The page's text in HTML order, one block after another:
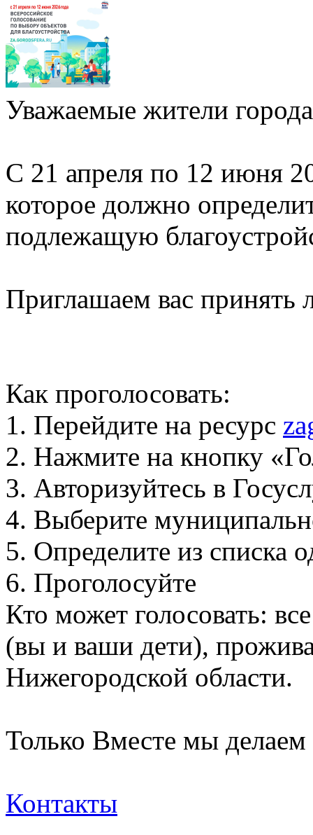
Уважаемые жители
С 21 апреля по 12 июня
которое должно
подлежащую
Приглашаем вас принять
Как проголосовать:
1. Перейдите на ресурс
2. Нажмите на кнопку
3. Авторизуйтесь в
4. Выберите
5. Определите из списка
6. Проголосуйте
Кто может голосовать:
(вы и ваши дети),
Нижегородской области.
Только Вместе мы
Контакты